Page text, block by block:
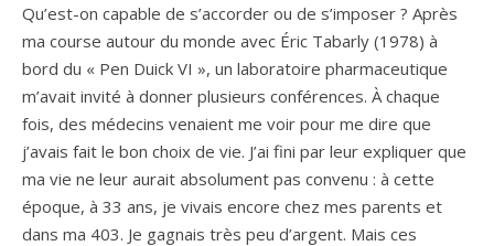
Qu’est-on capable de s’accorder ou de s’imposer ? Après
ma course autour du monde avec Éric Tabarly (1978) à
bord du « Pen Duick VI », un laboratoire pharmaceutique
m’avait invité à donner plusieurs conférences. À chaque
fois, des médecins venaient me voir pour me dire que
j’avais fait le bon choix de vie. J’ai fini par leur expliquer que
ma vie ne leur aurait absolument pas convenu : à cette
époque, à 33 ans, je vivais encore chez mes parents et
dans ma 403. Je gagnais très peu d’argent. Mais ces